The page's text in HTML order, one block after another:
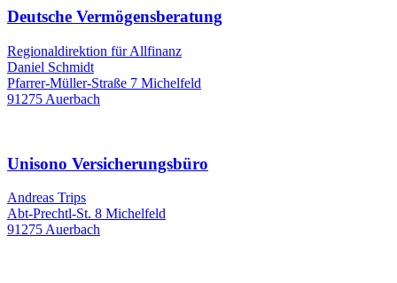
Deutsche Vermögensberatung
Regionaldirektion für Allfinanz
Daniel Schmidt
Pfarrer-Müller-Straße 7 Michelfeld
91275 Auerbach
Unisono Versicherungsbüro
Andreas Trips
Abt-Prechtl-St. 8 Michelfeld
91275 Auerbach